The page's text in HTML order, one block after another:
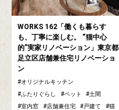
WORKS 162「働くも暮らす
も、丁寧に楽しむ。 “猫中心
的”実家リノベーション」東京都
足立区店舗兼住宅リノベーショ
ン
オリジナルキッチン
ふたりぐらし
ペット
土間
室内窓
店舗兼住宅 戸建て 猫